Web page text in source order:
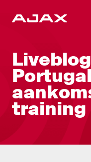
training